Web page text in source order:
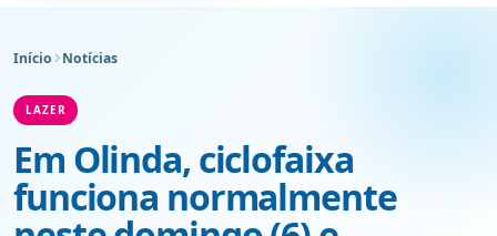
Início Notícias
LAZER
Em Olinda, ciclofaixa
funciona normalmente